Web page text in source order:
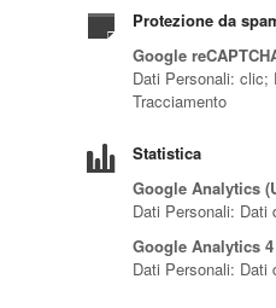
Protezione da
Google
Dati Personali: clic;
Tracciamento
Statistica
Google Analytics
Dati Personali: Dati
Google Analytics 4
Dati Personali: